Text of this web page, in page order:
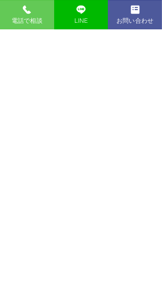
電話で相談 LINE お問い合わせ